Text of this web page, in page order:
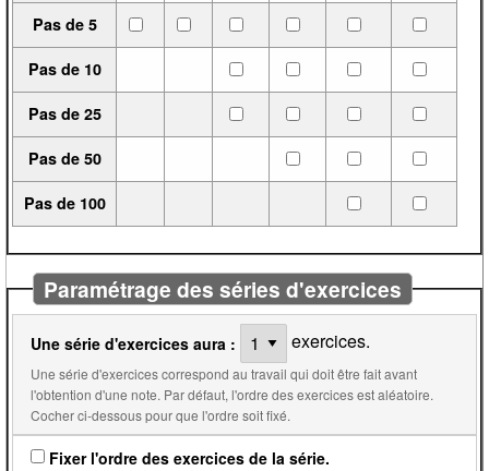
Pas de 5
Pas de 10
Pas de 25
Pas de 50
Pas de 100
Paramétrage des séries d'exercices
Une série d'exercices aura : exercices.
Une série d'exercices correspond au travail qui doit être fait avant
l'obtention d'une note. Par défaut, l'ordre des exercices est aléatoire.
Cocher ci-dessous pour que l'ordre soit fixé.
Fixer l'ordre des exercices de la série.